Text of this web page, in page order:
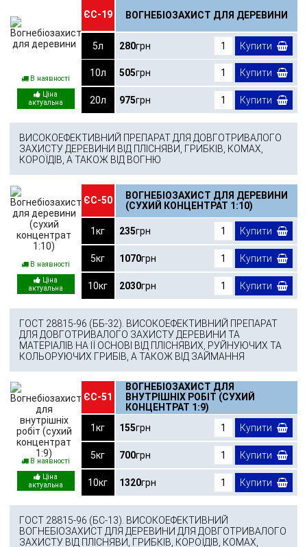
В наявності
ЄС-19 ВОГНЕБІОЗАХИСТ ДЛЯ ДЕРЕВИНИ
5л 280грн Купити
10л 505грн Купити
20л 975грн Купити
ВИСОКОЕФЕКТИВНИЙ ПРЕПАРАТ ДЛЯ ДОВГОТРИВАЛОГО
ЗАХИСТУ ДЕРЕВИНИ ВІД ПЛІСНЯВИ, ГРИБКІВ, КОМАХ,
КОРОЇДІВ, А ТАКОЖ ВІД ВОГНЮ
В наявності
ЄС-50
ВОГНЕБІОЗАХИСТ ДЛЯ ДЕРЕВИНИ
(СУХИЙ КОНЦЕНТРАТ 1:10)
1кг 235грн Купити
5кг 1070грн Купити
10кг 2030грн Купити
ГОСТ 28815-96 (ББ-32). ВИСОКОЕФЕКТИВНИЙ ПРЕПАРАТ
ДЛЯ ДОВГОТРИВАЛОГО ЗАХИСТУ ДЕРЕВИНИ ТА
МАТЕРІАЛІВ НА ІЇ ОСНОВІ ВІД ПЛІСНЯВИХ, РУЙНУЮЧИХ ТА
КОЛЬОРУЮЧИХ ГРИБІВ, А ТАКОЖ ВІД ЗАЙМАННЯ
В наявності
ЄС-51
ВОГНЕБІОЗАХИСТ ДЛЯ
ВНУТРІШНІХ РОБІТ (СУХИЙ
КОНЦЕНТРАТ 1:9)
1кг
155грн Купити
5кг 700грн Купити
10кг 1320грн Купити
ГОСТ 28815-96 (БС-13). ВИСОКОЕФЕКТИВНИЙ
ВОГНЕБІОЗАХИСТ ДЛЯ ДЕРЕВИНИ ДЛЯ ДОВГОТРИВАЛОГО
ЗАХИСТУ ВІД ПЛІСНЯВИ, ГРИБКІВ, КОРОЇДІВ, КОМАХ,